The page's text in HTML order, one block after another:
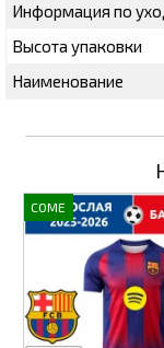
Информация по
Высота упаковки
Наименование
COME